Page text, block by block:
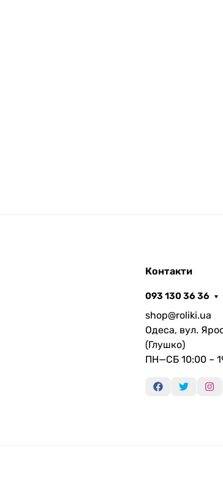
Контакти
093 130 36 36
shop@roliki.ua
Одеса, вул.
(Глушко)
ПН—СБ 10:00 –